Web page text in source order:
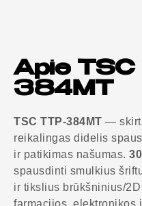
Apie TSC
384MT
TSC TTP-384MT —
reikalingas didelis
ir patikimas našumas.
spausdinti smulkius
ir tikslius brūkšninius/
farmacijos, elektronikos